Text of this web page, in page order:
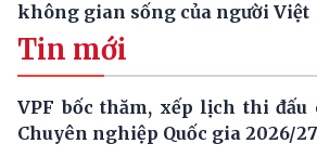
không gian sống của người Việt
Tin mới
VPF bốc thăm, xếp lịch thi đấu
Chuyên nghiệp Quốc gia 2026/27